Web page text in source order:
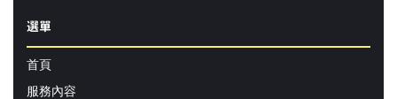
選單
首頁
服務內容